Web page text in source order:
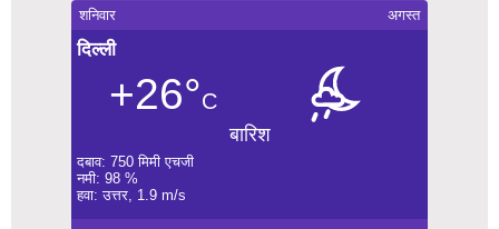
शनिवार अगस्त
दिल्ली
+26°C
बारिश
दबाव: 750 मिमी एचजी
नमी: 98 %
हवा: उत्तर, 1.9 m/s